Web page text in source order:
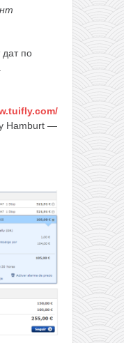
дат по
Hamburt —